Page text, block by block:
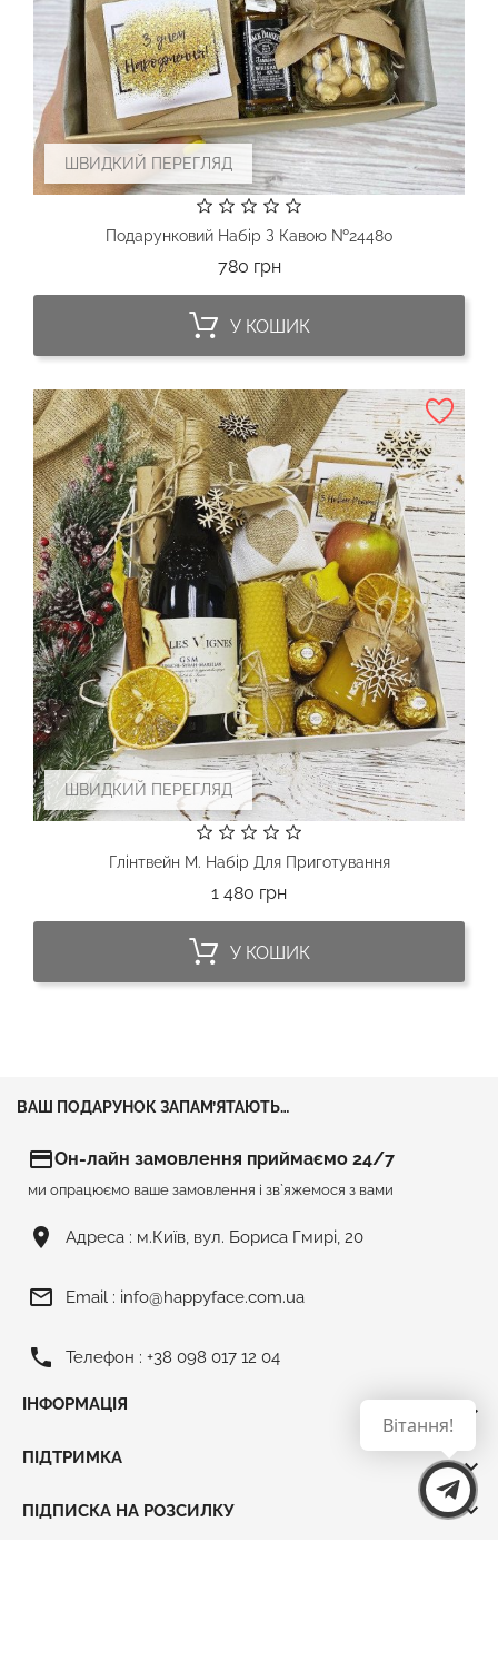
ШВИДКИЙ ПЕРЕГЛЯД
Подарунковий Набір З Кавою №24480
780 грнЦіна
У КОШИК
ШВИДКИЙ ПЕРЕГЛЯД
Глінтвейн М. Набір Для Приготування
1 480 грнЦіна
У КОШИК
ВАШ ПОДАРУНОК ЗАПАМ’ЯТАЮТЬ…
credit_cardОн-лайн замовлення приймаємо 24/7
ми опрацюємо ваше замовлення і зв`яжемося з вами
room Адреса : м.Київ, вул. Бориса Гмирі, 20
mail_outline Email : info@happyface.com.ua
phone Телефон : +38 098 017 12 04
ІНФОРМАЦІЯ 
ПІДТРИМКА 
ПІДПИСКА НА РОЗСИЛКУ 
Вітання!